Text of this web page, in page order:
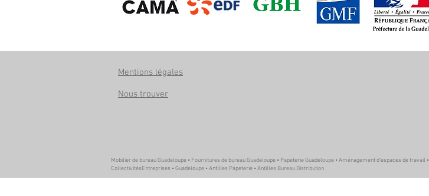
Mentions légales
Nous trouver
Mobilier de bureau Guadeloupe • Fournitures de bureau Guadeloupe • Papeterie Guadeloupe • Aménagement d'espaces de travail •
CollectivitésEntreprises • Guadeloupe • Antilles Papeterie • Antilles Bureau Distribution